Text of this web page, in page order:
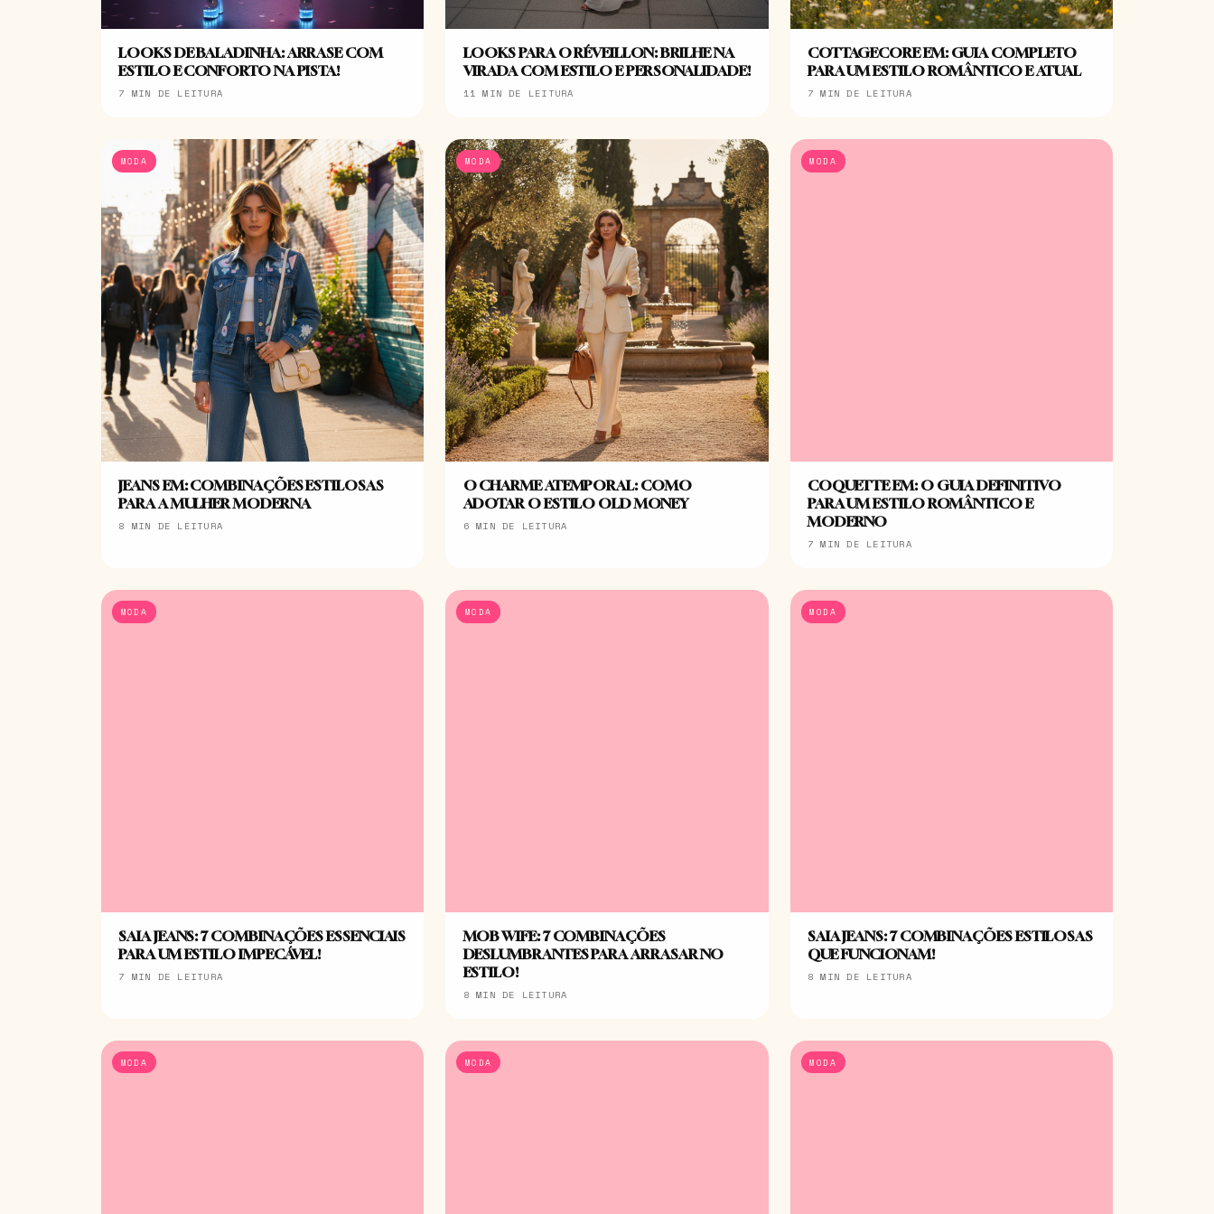
LOOKS DE BALADINHA: ARRASE COM
ESTILO E CONFORTO NA PISTA!
7 MIN DE LEITURA
LOOKS PARA O RÉVEILLON: BRILHE NA
VIRADA COM ESTILO E PERSONALIDADE!
11 MIN DE LEITURA
COTTAGECORE EM: GUIA COMPLETO
PARA UM ESTILO ROMÂNTICO E ATUAL
7 MIN DE LEITURA
MODA
JEANS EM: COMBINAÇÕES ESTILOSAS
PARA A MULHER MODERNA
8 MIN DE LEITURA
MODA
O CHARME ATEMPORAL: COMO
ADOTAR O ESTILO OLD MONEY
6 MIN DE LEITURA
MODA
COQUETTE EM: O GUIA DEFINITIVO
PARA UM ESTILO ROMÂNTICO E
MODERNO
7 MIN DE LEITURA
MODA
SAIA JEANS: 7 COMBINAÇÕES ESSENCIAIS
PARA UM ESTILO IMPECÁVEL!
7 MIN DE LEITURA
MODA
MOB WIFE: 7 COMBINAÇÕES
DESLUMBRANTES PARA ARRASAR NO
ESTILO!
8 MIN DE LEITURA
MODA
SAIA JEANS: 7 COMBINAÇÕES ESTILOSAS
QUE FUNCIONAM!
8 MIN DE LEITURA
MODA MODA MODA